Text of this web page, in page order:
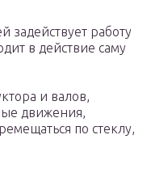
задействует работу
в действие саму
и валов,
движения,
по стеклу,